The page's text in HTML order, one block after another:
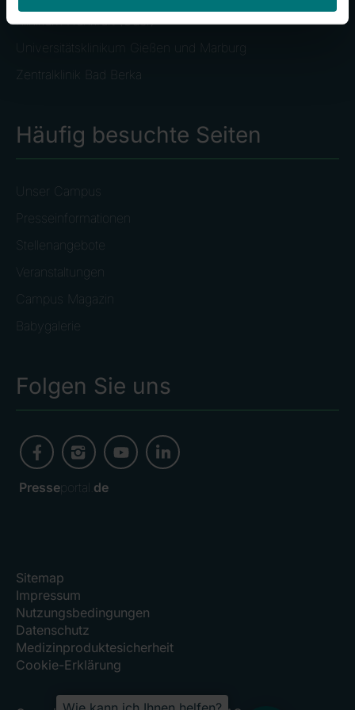
Klinikum Frankfurt (Oder)
Universitätsklinikum Gießen und Marburg
Zentralklinik Bad Berka
Häufig besuchte Seiten
Unser Campus
Presseinformationen
Stellenangebote
Veranstaltungen
Campus Magazin
Babygalerie
Folgen Sie uns
Presseportal. de
Sitemap
Impressum
Nutzungsbedingungen
Datenschutz
Medizinproduktesicherheit
Cookie-Erklärung